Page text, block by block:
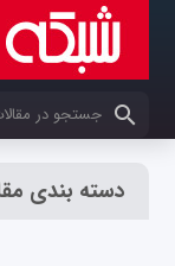
کلمات کلیدی خود
دسته بندی